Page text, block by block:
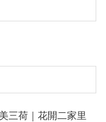
三荷｜花開二家里